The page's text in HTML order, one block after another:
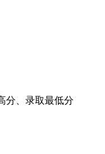
分、录取最低分